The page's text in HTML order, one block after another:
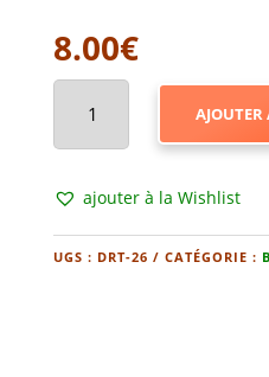
8.00€
BRACELET
CŒURajouter à la Wishlist
UGS : DRT-26 CATÉGORIE :